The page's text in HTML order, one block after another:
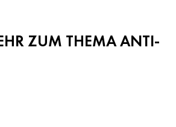
ZUM THEMA ANTI-